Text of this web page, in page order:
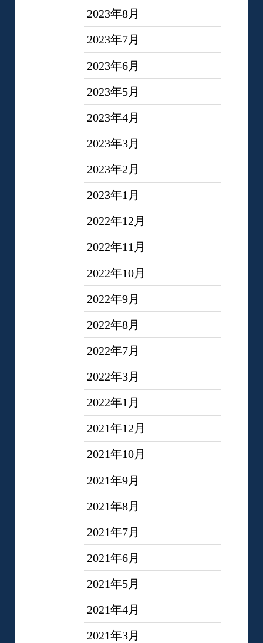
2023年8月
2023年7月
2023年6月
2023年5月
2023年4月
2023年3月
2023年2月
2023年1月
2022年12月
2022年11月
2022年10月
2022年9月
2022年8月
2022年7月
2022年3月
2022年1月
2021年12月
2021年10月
2021年9月
2021年8月
2021年7月
2021年6月
2021年5月
2021年4月
2021年3月